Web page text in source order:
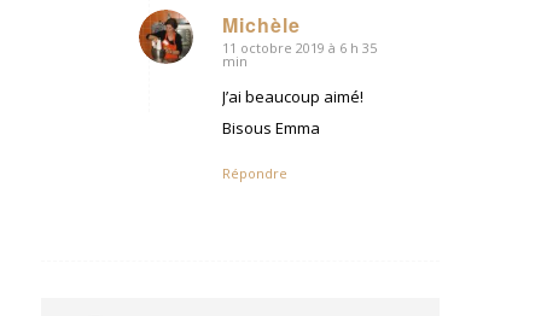
Michèle
dit
11 octobre 2019 à 6 h 35
min
J’ai beaucoup aimé!
Bisous Emma
Répondre